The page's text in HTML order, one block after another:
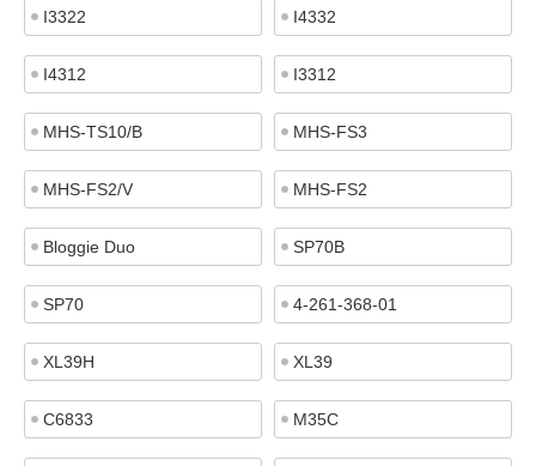
I3322 I4332
I4312 I3312
MHS-TS10/B MHS-FS3
MHS-FS2/V MHS-FS2
Bloggie Duo SP70B
SP70 4-261-368-01
XL39H XL39
C6833 M35C